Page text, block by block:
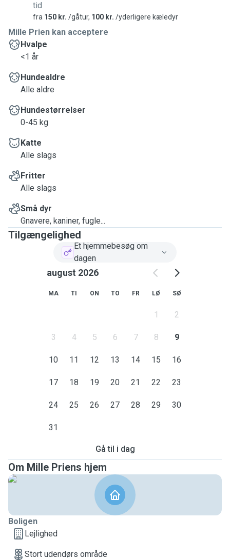
tid
fra 150 kr. /gåtur, 100 kr. /yderligere kæledyr
Mille Prien kan acceptere
Hvalpe
<1 år
Hundealdre
Alle aldre
Hundestørrelser
0-45 kg
Katte
Alle slags
Fritter
Alle slags
Små dyr
Gnavere, kaniner, fugle...
Tilgængelighed
Et hjemmebesøg om
dagen
august 2026
MA TI ON TO FR LØ SØ
1 2
3 4 5 6 7 8 9
10 11 12 13 14 15 16
17 18 19 20 21 22 23
24 25 26 27 28 29 30
31
Gå til i dag
Om Mille Priens hjem
Boligen
Lejlighed
Stort udendørs område